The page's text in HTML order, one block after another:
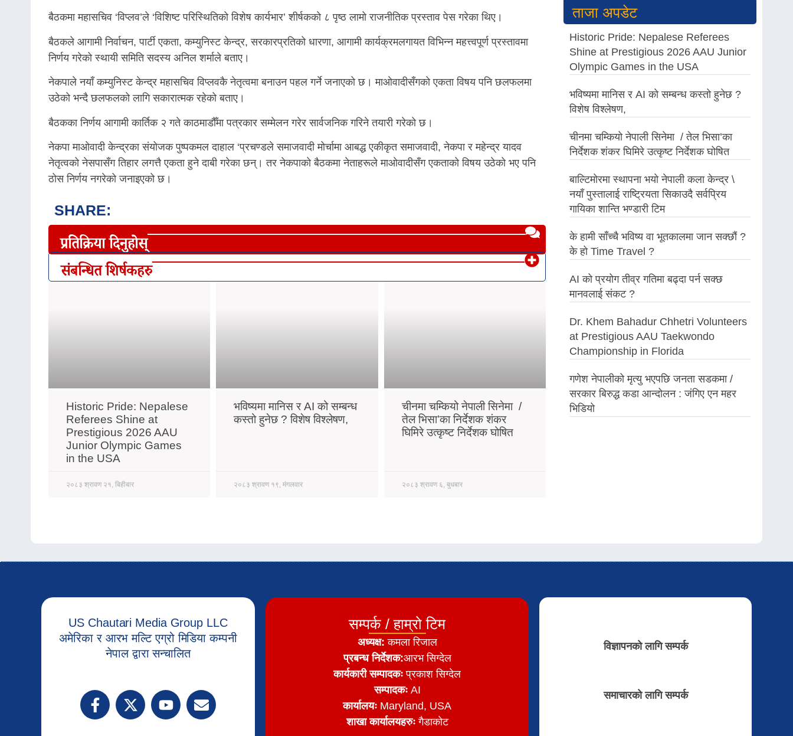
बैठकमा महासचिव ‘विप्लव’ले ‘विशिष्ट परिस्थितिको विशेष कार्यभार’ शीर्षकको ८ पृष्ठ लामो राजनीतिक प्रस्ताव पेस गरेका थिए।
बैठकले आगामी निर्वाचन, पार्टी एकता, कम्युनिस्ट केन्द्र, सरकारप्रतिको धारणा, आगामी कार्यक्रमलगायत विभिन्न महत्त्वपूर्ण प्रस्तावमा
निर्णय गरेको स्थायी समिति सदस्य अनिल शर्माले बताए।
नेकपाले नयाँ कम्युनिस्ट केन्द्र महासचिव विप्लवकै नेतृत्वमा बनाउन पहल गर्ने जनाएको छ। माओवादीसँगको एकता विषय पनि छलफलमा
उठेको भन्दै छलफलको लागि सकारात्मक रहेको बताए।
बैठकका निर्णय आगामी कार्तिक २ गते काठमाडौँमा पत्रकार सम्मेलन गरेर सार्वजनिक गरिने तयारी गरेको छ।
नेकपा माओवादी केन्द्रका संयोजक पुष्पकमल दाहाल ‘प्रचण्डले समाजवादी मोर्चामा आबद्ध एकीकृत समाजवादी, नेकपा र महेन्द्र यादव
नेतृत्वको नेसपासँग तिहार लगत्तै एकता हुने दाबी गरेका छन्। तर नेकपाको बैठकमा नेताहरूले माओवादीसँग एकताको विषय उठेको भए पनि
ठोस निर्णय नगरेको जनाइएको छ।
SHARE:
प्रतिक्रिया दिनुहोस्
संबन्धित शिर्षकहरु
Historic Pride: Nepalese
Referees Shine at
Prestigious 2026 AAU
Junior Olympic Games
in the USA
२०८३ श्रावण २१, बिहीबार
भविष्यमा मानिस र AI को सम्बन्ध
कस्तो हुनेछ ? विशेष विश्लेषण,
२०८३ श्रावण १९, मंगलवार
चीनमा चम्कियो नेपाली सिनेमा /
तेल भिसा’का निर्देशक शंकर
घिमिरे उत्कृष्ट निर्देशक घोषित
२०८३ श्रावण ६, बुधबार
ताजा अपडेट
Historic Pride: Nepalese Referees
Shine at Prestigious 2026 AAU Junior
Olympic Games in the USA
भविष्यमा मानिस र AI को सम्बन्ध कस्तो हुनेछ ?
विशेष विश्लेषण,
चीनमा चम्कियो नेपाली सिनेमा / तेल भिसा’का
निर्देशक शंकर घिमिरे उत्कृष्ट निर्देशक घोषित
बाल्टिमोरमा स्थापना भयो नेपाली कला केन्द्र \
नयाँ पुस्तालाई राष्ट्रियता सिकाउदै सर्वप्रिय
गायिका शान्ति भण्डारी टिम
के हामी साँच्चै भविष्य वा भूतकालमा जान सक्छौं ?
के हो Time Travel ?
AI को प्रयोग तीव्र गतिमा बढ्दा पर्न सक्छ
मानवलाई संकट ?
Dr. Khem Bahadur Chhetri Volunteers
at Prestigious AAU Taekwondo
Championship in Florida
गणेश नेपालीको मृत्यु भएपछि जनता सडकमा /
सरकार बिरुद्ध कडा आन्दोलन : जंगिए एन महर
भिडियो
US Chautari Media Group LLC
अमेरिका र आरभ मल्टि एग्रो मिडिया कम्पनी
नेपाल द्वारा सन्चालित
सम्पर्क / हाम्रो टिम
अध्यक्ष:कमला रिजाल
प्रबन्ध निर्देशक:आरभ सिग्देल
कार्यकारी सम्पादकः प्रकाश सिग्देल
सम्पादकःAI
कार्यालयः Maryland, USA
शाखा कार्यालयहरुःगैडाकोट
विज्ञापनको लागि सम्पर्क
समाचारको लागि सम्पर्क